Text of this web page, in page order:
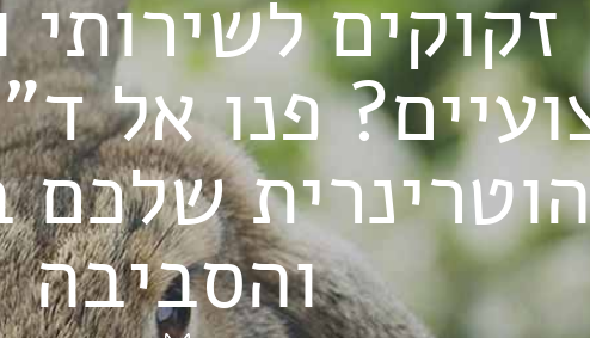
זקוקים לשירותי
פנו אל
שלכם
והסביבה